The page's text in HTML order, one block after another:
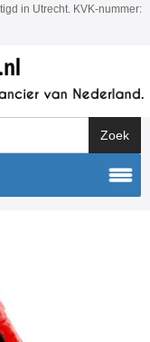
in Utrecht. KVK-nummer: